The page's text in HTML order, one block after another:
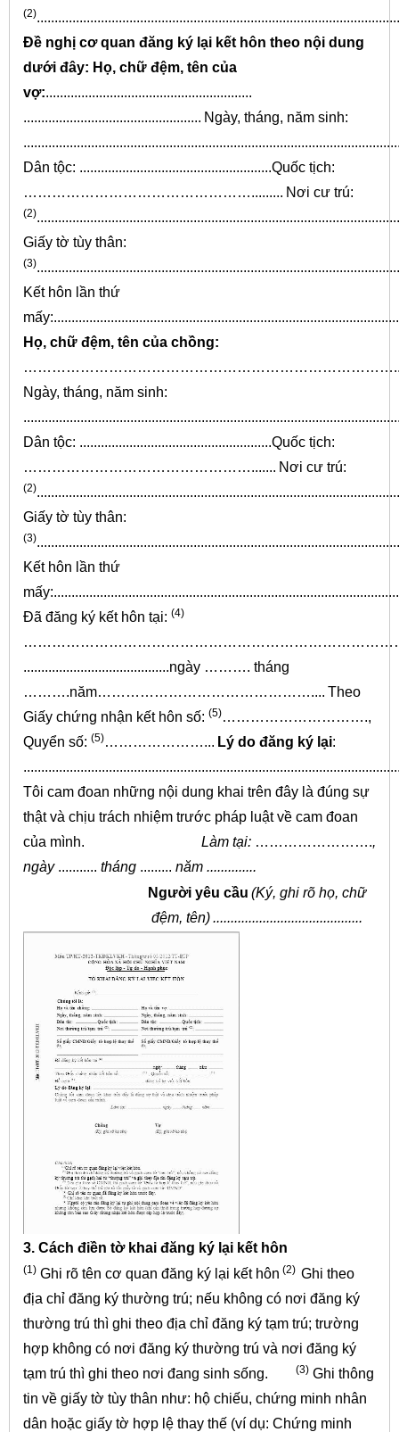
(2)
Đề nghị cơ quan đăng ký lại kết hôn theo nội dung
dưới đây: Họ, chữ đệm, tên của
vợ:..........................................................
.................................................. Ngày, tháng, năm sinh:
Dân tộc: ......................................................Quốc tịch:
…………………………………………......... Nơi cư trú:
(2)
Giấy tờ tùy thân:
(3)
Kết hôn lần thứ
Họ, chữ đệm, tên của chồng:
Ngày, tháng, năm sinh:
Dân tộc: ......................................................Quốc tịch:
…………………………………………....... Nơi cư trú:
(2)
Giấy tờ tùy thân:
(3)
Kết hôn lần thứ
Đã đăng ký kết hôn tại: (4)
.........................................ngày ………. tháng
……….năm……………………………………….... Theo
Giấy chứng nhận kết hôn số: (5)………………………….,
Quyển số: (5)…………………... Lý do đăng ký lại:
Tôi cam đoan những nội dung khai trên đây là đúng sự
thật và chịu trách nhiệm trước pháp luật về cam đoan
của mình.
Làm tại: …………………….,
ngày........... tháng......... năm ..............
Người yêu cầu (Ký, ghi rõ họ, chữ
đệm, tên)..........................................
3. Cách điền tờ khai đăng ký lại kết hôn
(1)Ghi rõ tên cơ quan đăng ký lại kết hôn (2) Ghi theo
địa chỉ đăng ký thường trú; nếu không có nơi đăng ký
thường trú thì ghi theo địa chỉ đăng ký tạm trú; trường
hợp không có nơi đăng ký thường trú và nơi đăng ký
tạm trú thì ghi theo nơi đang sinh sống.
(3)Ghi thông
tin về giấy tờ tùy thân như: hộ chiếu, chứng minh nhân
dân hoặc giấy tờ hợp lệ thay thế (ví dụ: Chứng minh